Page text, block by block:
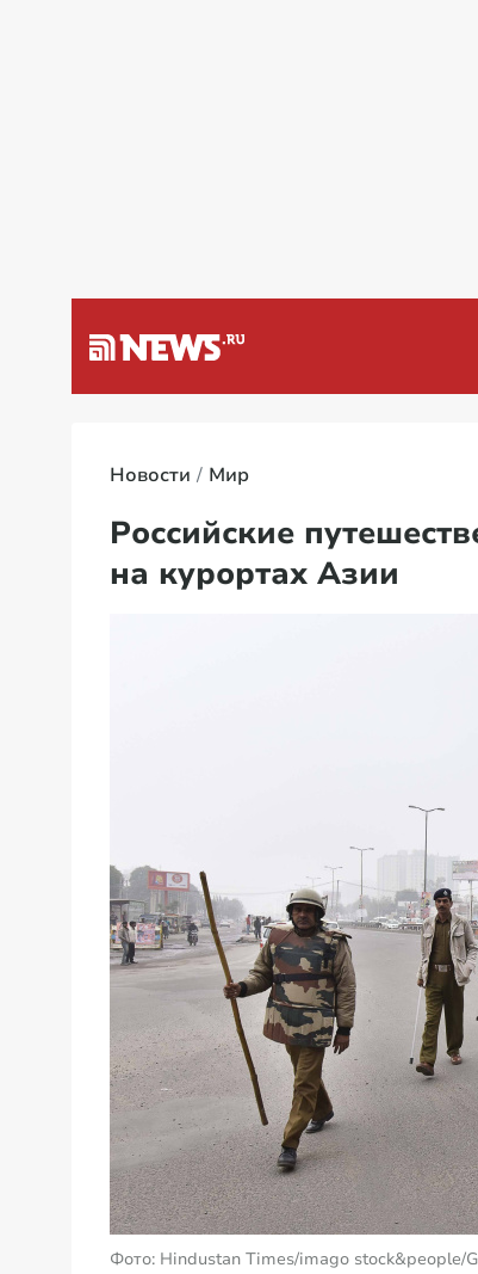
Новости Мир
Российские
на курортах Азии
Фото: Hindustan Times/imago stock&people/